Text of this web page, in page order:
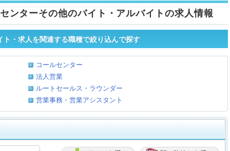
ンターその他のバイト・アルバイトの求人情報
・求人を関連する職種で絞り込んで探す
コールセンター
法人営業
ルートセールス・ラウンダー
営業事務・営業アシスタント